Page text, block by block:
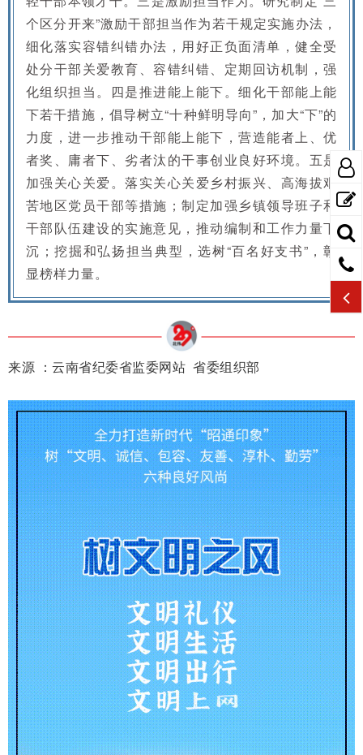
个区分开来”激励干部担当作为若干规定实施办法，
细化落实容错纠错办法，用好正负面清单，健全受
处分干部关爱教育、容错纠错、定期回访机制，强
化组织担当。四是推进能上能下。细化干部能上能
下若干措施，倡导树立“十种鲜明导向”，加大“下”的
力度，进一步推动干部能上能下，营造能者上、优
者奖、庸者下、劣者汰的干事创业良好环境。五是
加强关心关爱。落实关心关爱乡村振兴、高海拔艰
苦地区党员干部等措施；制定加强乡镇领导班子和
干部队伍建设的实施意见，推动编制和工作力量下
沉；挖掘和弘扬担当典型，选树“百名好支书”，彰
显榜样力量。
来源 ：云南省纪委省监委网站 省委组织部